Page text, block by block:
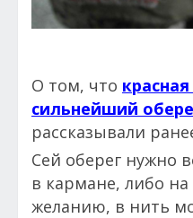
О том, что
сильнейший
рассказывали
Сей оберег нужно
в кармане, либо
желанию, в нить